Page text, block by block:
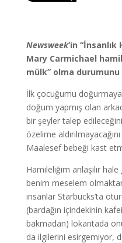
Newsweek’in
Mary Carmichael
mülk” olma
İlk çocuğumu
doğum yapmış olan
bir şeyler talep
özelime
Maalesef bebeği kast
Hamileliğim anlaşılır
benim meselem olmaktan
insanlar Starbucks’ta
(bardağın içindekinin
bakmadan) lokantada
da ilgilerini esirgemiyor,